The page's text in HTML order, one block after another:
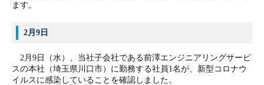
ます。
2月9日
2月9日（水）、 当社子会社である前澤エンジニアリングサービ
スの本社（埼玉県川口市） に勤務する社員1名が、新型コロナウ
イルスに感染していることを確認しました。